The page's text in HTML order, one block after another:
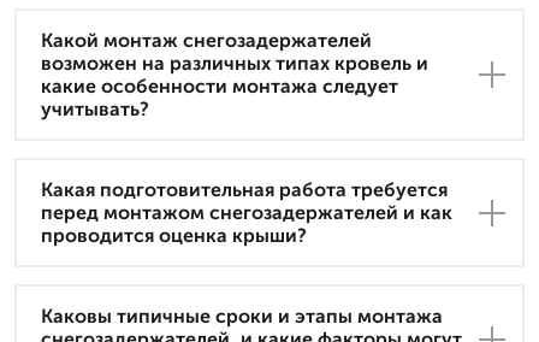
Какой монтаж снегозадержателей
возможен на различных типах кровель и
какие особенности монтажа следует
учитывать?
Какая подготовительная работа требуется
перед монтажом снегозадержателей и как
проводится оценка крыши?
Каковы типичные сроки и этапы монтажа